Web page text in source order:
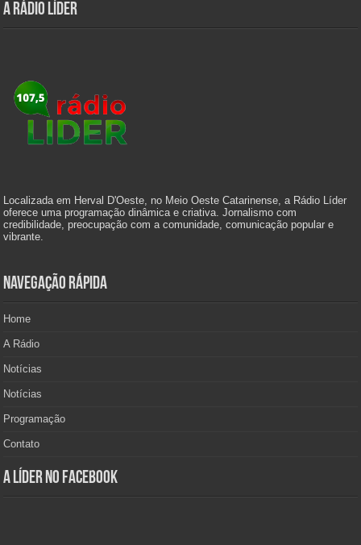
A Rádio Líder
Localizada em Herval D'Oeste, no Meio Oeste Catarinense, a Rádio Líder
oferece uma programação dinâmica e criativa. Jornalismo com
credibilidade, preocupação com a comunidade, comunicação popular e
vibrante.
Navegação Rápida
Home
A Rádio
Notícias
Notícias
Programação
Contato
A Líder no Facebook